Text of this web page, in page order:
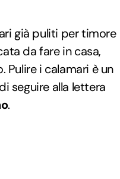
già puliti per timore
da fare in casa,
Pulire i calamari è un
seguire alla lettera
.